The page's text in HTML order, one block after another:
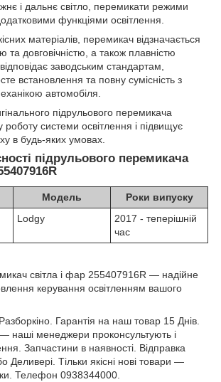
і дальнє світло, перемикати режими
функціями освітлення.
матеріалів, перемикач відзначається
та довговічністю, а також плавністю
заводським стандартам,
встановлення та повну сумісність з
автомобіля.
підрульового перемикача
роботу системи освітлення і підвищує
в будь-яких умовах.
підрульового перемикача
Модель
Роки випуску
Lodgy
2017 - теперішній
час
світла і фар 255407916R — надійне
керування освітленням вашого
Гарантія на наш товар 15 Днів.
— наші менеджери проконсультують і
Запчастини в наявності. Відправка
Тільки якісні нові товари —
Телефон 0938344000.